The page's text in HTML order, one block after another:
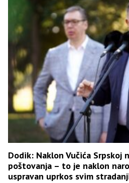
Dodik: Naklon Vučića Srpskoj
poštovanja – to je naklon
uspravan uprkos svim